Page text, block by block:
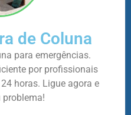
de Coluna
para emergências.
por profissionais
horas. Ligue agora e
problema!